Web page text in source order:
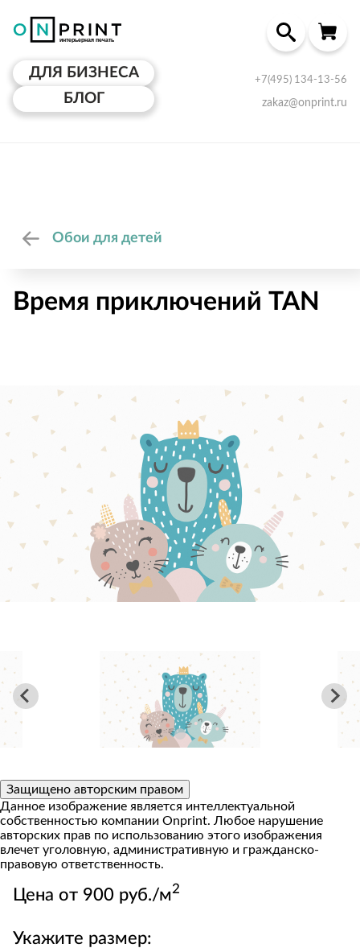
ДЛЯ БИЗНЕСА
БЛОГ
+7(495) 134-13-56
zakaz@onprint.ru
Обои для детей
Время приключений TAN
Защищено авторским правом
Данное изображение является интеллектуальной
собственностью компании Onprint. Любое нарушение
авторских прав по использованию этого изображения
влечет уголовную, административную и гражданско-
правовую ответственность.
Цена от 900 руб./м2
Укажите размер: